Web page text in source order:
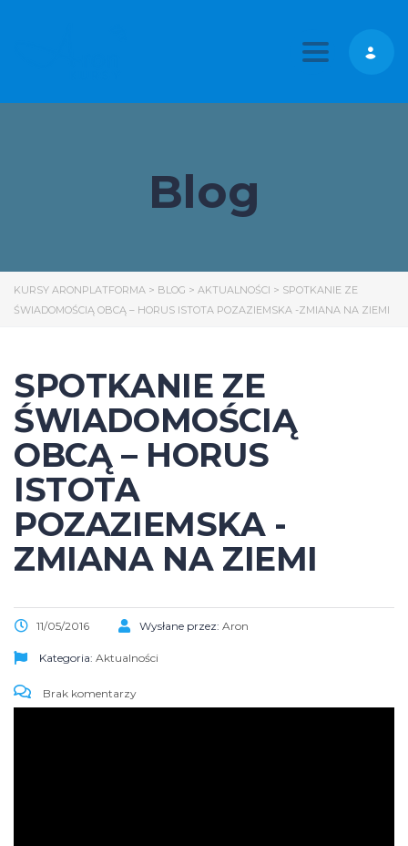
Toggle
Blog
KURSY ARONPLATFORMA > BLOG > AKTUALNOŚCI > SPOTKANIE ZE
ŚWIADOMOŚCIĄ OBCĄ – HORUS ISTOTA POZAZIEMSKA -ZMIANA NA ZIEMI
SPOTKANIE ZE
ŚWIADOMOŚCIĄ
OBCĄ – HORUS
ISTOTA
POZAZIEMSKA -
ZMIANA NA ZIEMI
11/05/2016 Wysłane przez: Aron
Kategoria: Aktualności
Brak komentarzy